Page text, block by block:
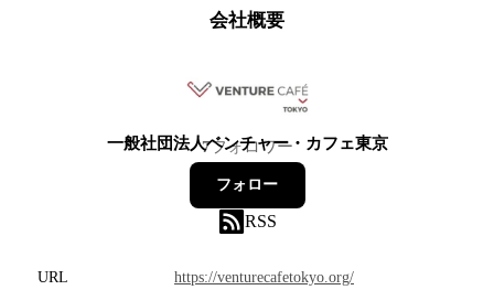
会社概要
一般社団法人ベンチャー・カフェ東京
7フォロワー
フォロー
RSS
URL
https://venturecafetokyo.org/